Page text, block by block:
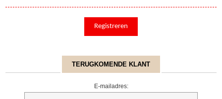
TERUGKOMENDE KLANT
E-mailadres: